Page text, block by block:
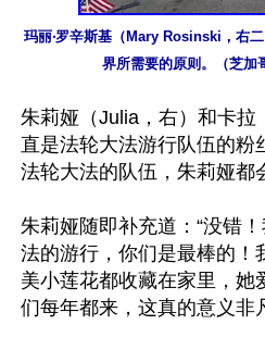
玛丽‧罗辛斯基（Mary Rosinski，右
界所需要的原则。（芝加
朱莉娅（Julia，右）和卡拉
直是法轮大法游行队伍的粉
法轮大法的队伍，朱莉娅都
朱莉娅随即补充道：“没错
法的游行，你们是最棒的！
美小莲花都收藏在家里，她
们每年都来，这真的意义非